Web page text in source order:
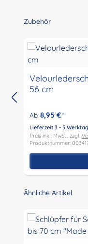
Produktgalerie
Zubehör
56 cm
Ab 8,95 € *
Lieferzeit 3 - 5
Preis inkl. MwSt., zzgl.
Produktnummer:
Produktgalerie
Ähnliche Artikel